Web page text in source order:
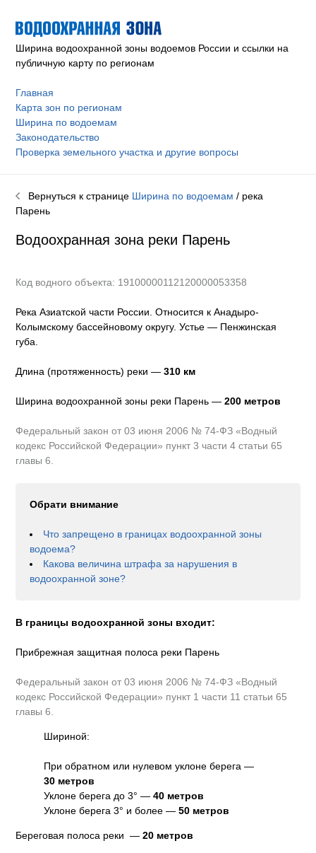
Ширина водоохранной зоны водоемов России и ссылки на
публичную карту по регионам
Главная
Карта зон по регионам
Ширина по водоемам
Законодательство
Проверка земельного участка и другие вопросы
Вернуться к странице Ширина по водоемам / река
Парень
Водоохранная зона реки Парень
Код водного объекта: 19100000112120000053358
Река Азиатской части России. Относится к Анадыро-
Колымскому бассейновому округу.Устье — Пенжинская
губа.
Длина (протяженность) реки —310 км
Ширина водоохранной зоны реки Парень —200 метров
Федеральный закон от 03 июня 2006 № 74-ФЗ «Водный
кодекс Российской Федерации» пункт 3 части 4 статьи 65
главы 6.
Обрати внимание
Что запрещено в границах водоохранной зоны
водоема?
Какова величина штрафа за нарушения в
водоохранной зоне?
В границы водоохранной зоны входит:
Прибрежная защитная полоса реки Парень
Федеральный закон от 03 июня 2006 № 74-ФЗ «Водный
кодекс Российской Федерации» пункт 1 части 11 статьи 65
главы 6.
Шириной:
При обратном или нулевом уклоне берега —
30 метров
Уклоне берега до 3° —40 метров
Уклоне берега 3° и более —50 метров
Береговая полоса реки —20 метров